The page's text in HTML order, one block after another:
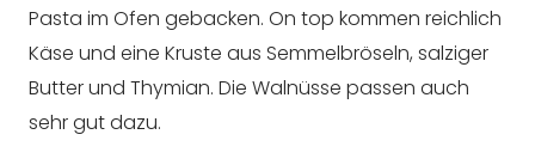
Pasta im Ofen gebacken. On top kommen reichlich
Käse und eine Kruste aus Semmelbröseln, salziger
Butter und Thymian. Die Walnüsse passen auch
sehr gut dazu.